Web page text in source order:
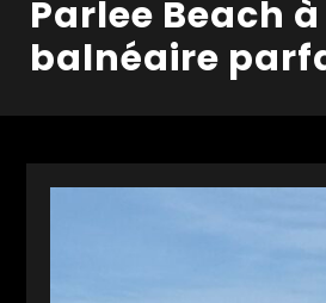
Parlee Beach
balnéaire